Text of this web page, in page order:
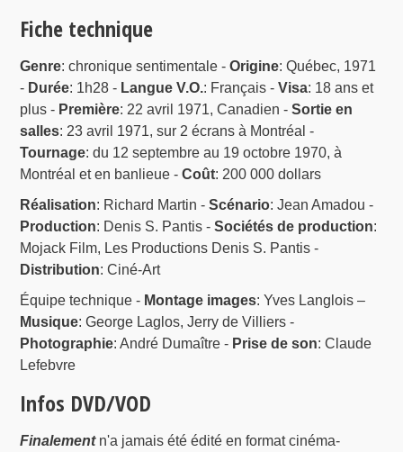
Fiche technique
Genre: chronique sentimentale -Origine: Québec, 1971
- Durée: 1h28 - Langue V.O.: Français -Visa: 18 ans et
plus - Première: 22 avril 1971, Canadien -Sortie en
salles: 23 avril 1971, sur 2 écrans à Montréal -
Tournage: du 12 septembre au 19 octobre 1970, à
Montréal et en banlieue -Coût: 200 000 dollars
Réalisation: Richard Martin -Scénario: Jean Amadou -
Production: Denis S. Pantis -Sociétés de production:
Mojack Film, Les Productions Denis S. Pantis -
Distribution: Ciné-Art
Équipe technique - Montage images: Yves Langlois –
Musique: George Laglos, Jerry de Villiers -
Photographie: André Dumaître - Prise de son: Claude
Lefebvre
Infos DVD/VOD
Finalementn'a jamais été édité en format cinéma-